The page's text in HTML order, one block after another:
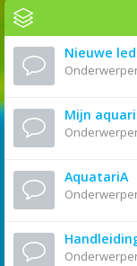
Nieuwe
Mijn
AquatariA